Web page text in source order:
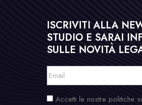
ISCRIVITI ALLA
STUDIO E SARAI
SULLE NOVITÀ
Accetti le nostre politiche